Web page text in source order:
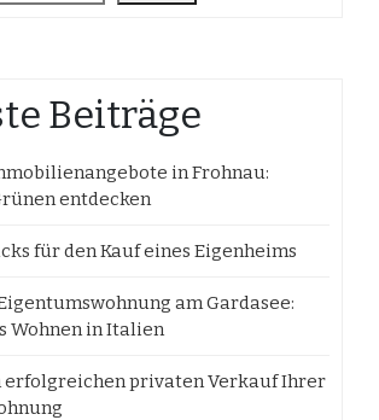
Beiträge
in Frohnau:
entdecken
für den Kauf eines Eigenheims
am Gardasee:
Wohnen in Italien
erfolgreichen privaten Verkauf Ihrer